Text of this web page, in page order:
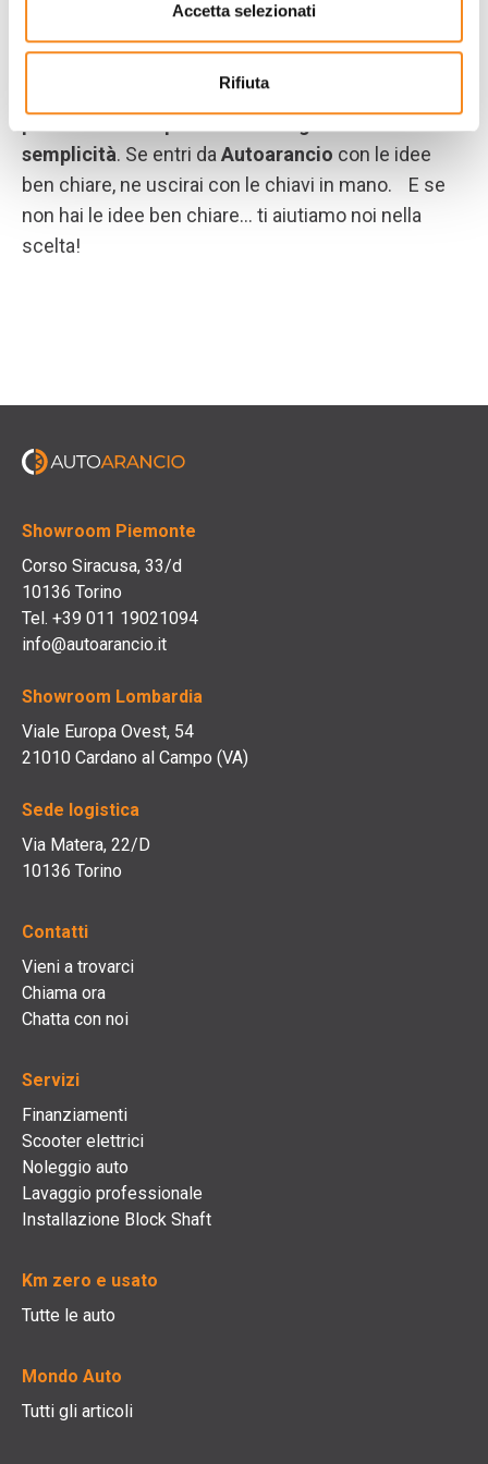
Accetta selezionati
Rifiuta
Agilità
Basta lunghe attese per un’auto usata: da noi
semplicità. Se entri da Autoarancio con le idee
ben chiare, ne uscirai con le chiavi in mano. E se
non hai le idee ben chiare… ti aiutiamo noi nella
scelta!
Showroom Piemonte
Corso Siracusa, 33/d
10136 Torino
Tel. +39 011 19021094
info@autoarancio.it
Showroom Lombardia
Viale Europa Ovest, 54
21010 Cardano al Campo (VA)
Sede logistica
Via Matera, 22/D
10136 Torino
Contatti
Vieni a trovarci
Chiama ora
Chatta con noi
Servizi
Finanziamenti
Scooter elettrici
Noleggio auto
Lavaggio professionale
Installazione Block Shaft
Km zero e usato
Tutte le auto
Mondo Auto
Tutti gli articoli